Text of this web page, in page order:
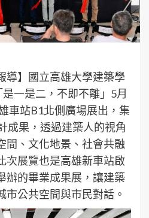
導】國立高雄大學建築學
一是二，不即不離」5月
車站B1北側廣場展出，集
成果，透過建築人的視角
間、文化地景、社會共融
次展覽也是高雄新車站啟
辦的畢業成果展，讓建築
市公共空間與市民對話。